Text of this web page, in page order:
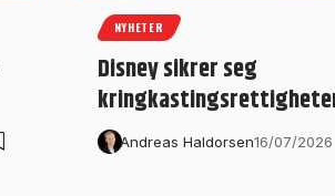
NYHETER
Disney sikrer seg
Andreas Haldorsen16/07/2026